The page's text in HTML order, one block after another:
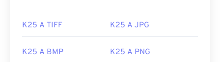
Come aprire un file K25?
Sono disponibili diverse opzioni per aprire i file
K25 A TIFF K25 A JPG
K25 A BMP K25 A PNG